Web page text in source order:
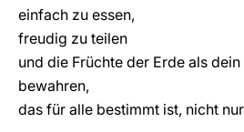
einfach zu essen,
freudig zu teilen
und die Früchte der Erde als
bewahren,
das für alle bestimmt ist, nicht